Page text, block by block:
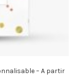
– A partir